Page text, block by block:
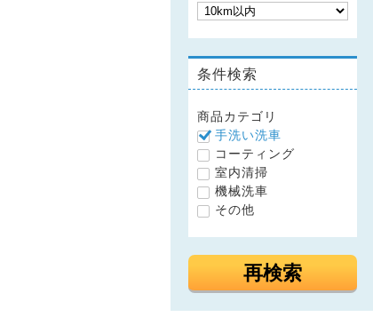
条件検索
商品カテゴリ
手洗い洗車
コーティング
室内清掃
機械洗車
その他
再検索